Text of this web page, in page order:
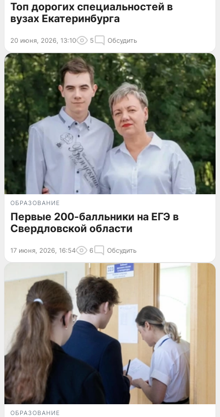
Топ дорогих специальностей в
вузах Екатеринбурга
20 июня, 2026, 13:10 5 Обсудить
ОБРАЗОВАНИЕ
Первые 200-балльники на ЕГЭ в
Свердловской области
17 июня, 2026, 16:54 6 Обсудить
ОБРАЗОВАНИЕ